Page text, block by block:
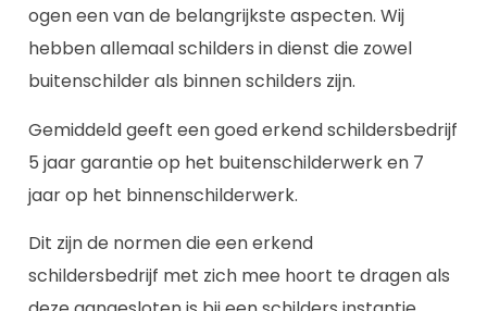
ogen een van de belangrijkste aspecten. Wij
hebben allemaal schilders in dienst die zowel
buitenschilder als binnen schilders zijn.
Gemiddeld geeft een goed erkend schildersbedrijf
5 jaar garantie op het buitenschilderwerk en 7
jaar op het binnenschilderwerk.
Dit zijn de normen die een erkend
schildersbedrijf met zich mee hoort te dragen als